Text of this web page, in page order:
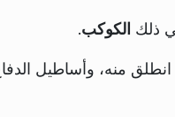
ذلك الكوكب.
انطلق منه، وأساطيل